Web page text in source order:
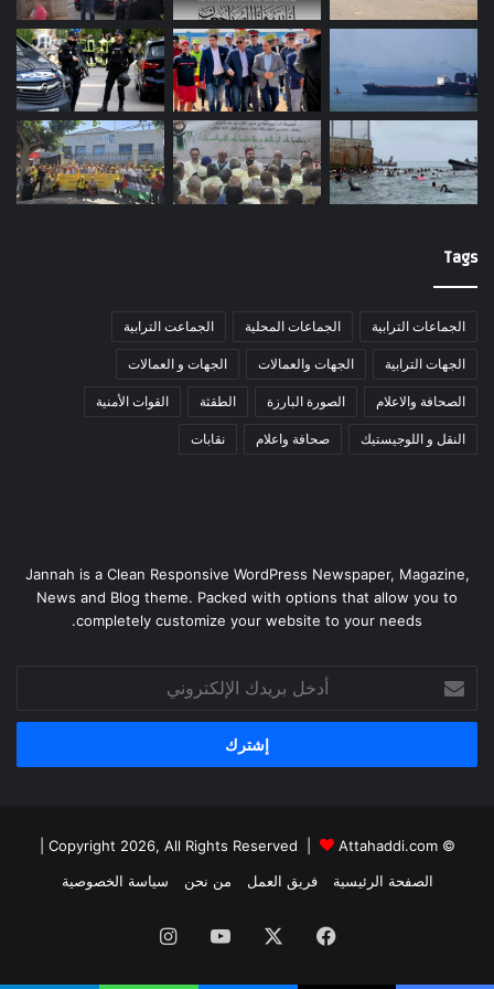
Tags
الجماعات الترابية الجماعات المحلية الجماعت الترابية
الجهات الترابية الجهات والعمالات الجهات و العمالات
الصحافة والاعلام الصورة البارزة الطقثة القوات الأمنية
النقل و اللوجيستيك صحافة واعلام نقابات
Jannah is a Clean Responsive WordPress Newspaper, Magazine,
News and Blog theme. Packed with options that allow you to
completely customize your website to your needs.
بريدك
الإلكتروني
© Copyright 2026, All Rights Reserved |
Attahaddi.com
الصفحة الرئيسية
فريق العمل من نحن سياسة الخصوصية
فيسبوك يوتيوبانستقرام